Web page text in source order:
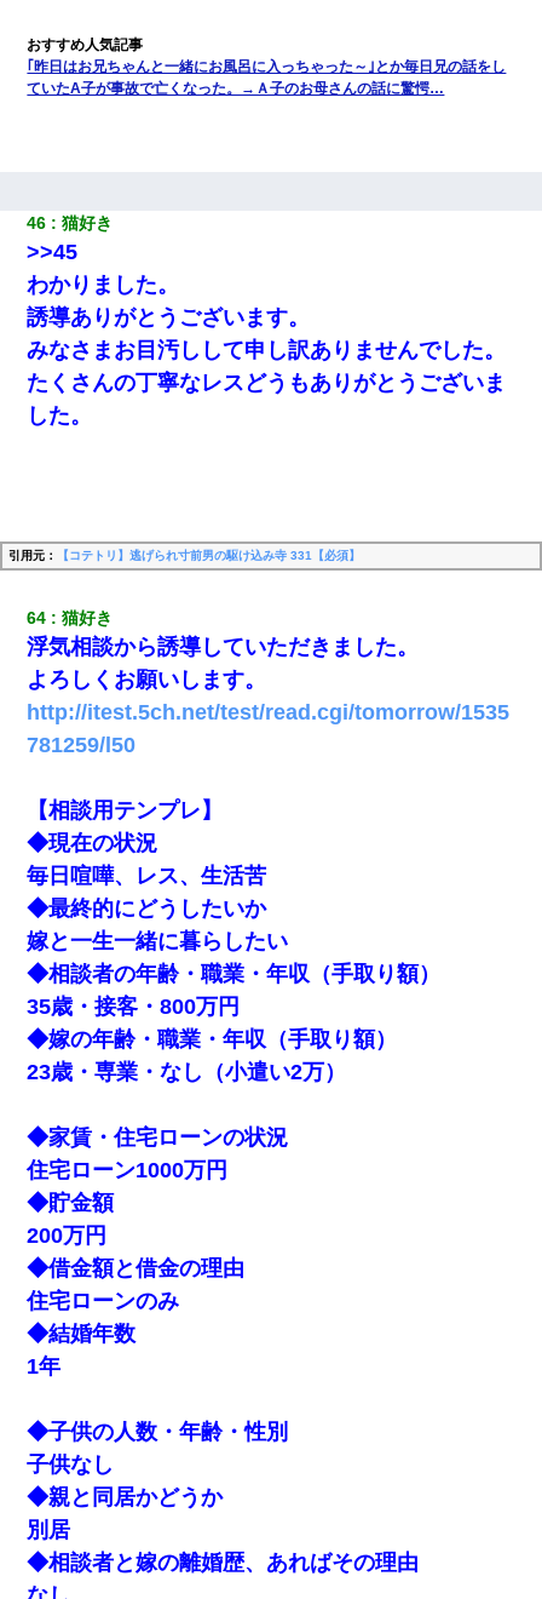
｢昨日はお兄ちゃんと一緒にお風呂に入っちゃった～｣とか毎日兄の話をし
ていたA子が事故で亡くなった。→Ａ子のお母さんの話に驚愕…
46 猫好き
>>45
わかりました。
誘導ありがとうございます。
みなさまお目汚しして申し訳ありませんでした。
たくさんの丁寧なレスどうもありがとうございま
した。
引用元： 【コテトリ】逃げられ寸前男の駆け込み寺 331【必須】
64 猫好き
浮気相談から誘導していただきました。
よろしくお願いします。
http://itest.5ch.net/test/read.cgi/tomorrow/1535
781259/l50
【相談用テンプレ】
◆現在の状況
毎日喧嘩、レス、生活苦
◆最終的にどうしたいか
嫁と一生一緒に暮らしたい
◆相談者の年齢・職業・年収（手取り額）
35歳・接客・800万円
◆嫁の年齢・職業・年収（手取り額）
23歳・専業・なし（小遣い2万）
◆家賃・住宅ローンの状況
住宅ローン1000万円
◆貯金額
200万円
◆借金額と借金の理由
住宅ローンのみ
◆結婚年数
1年
◆子供の人数・年齢・性別
子供なし
◆親と同居かどうか
別居
◆相談者と嫁の離婚歴、あればその理由